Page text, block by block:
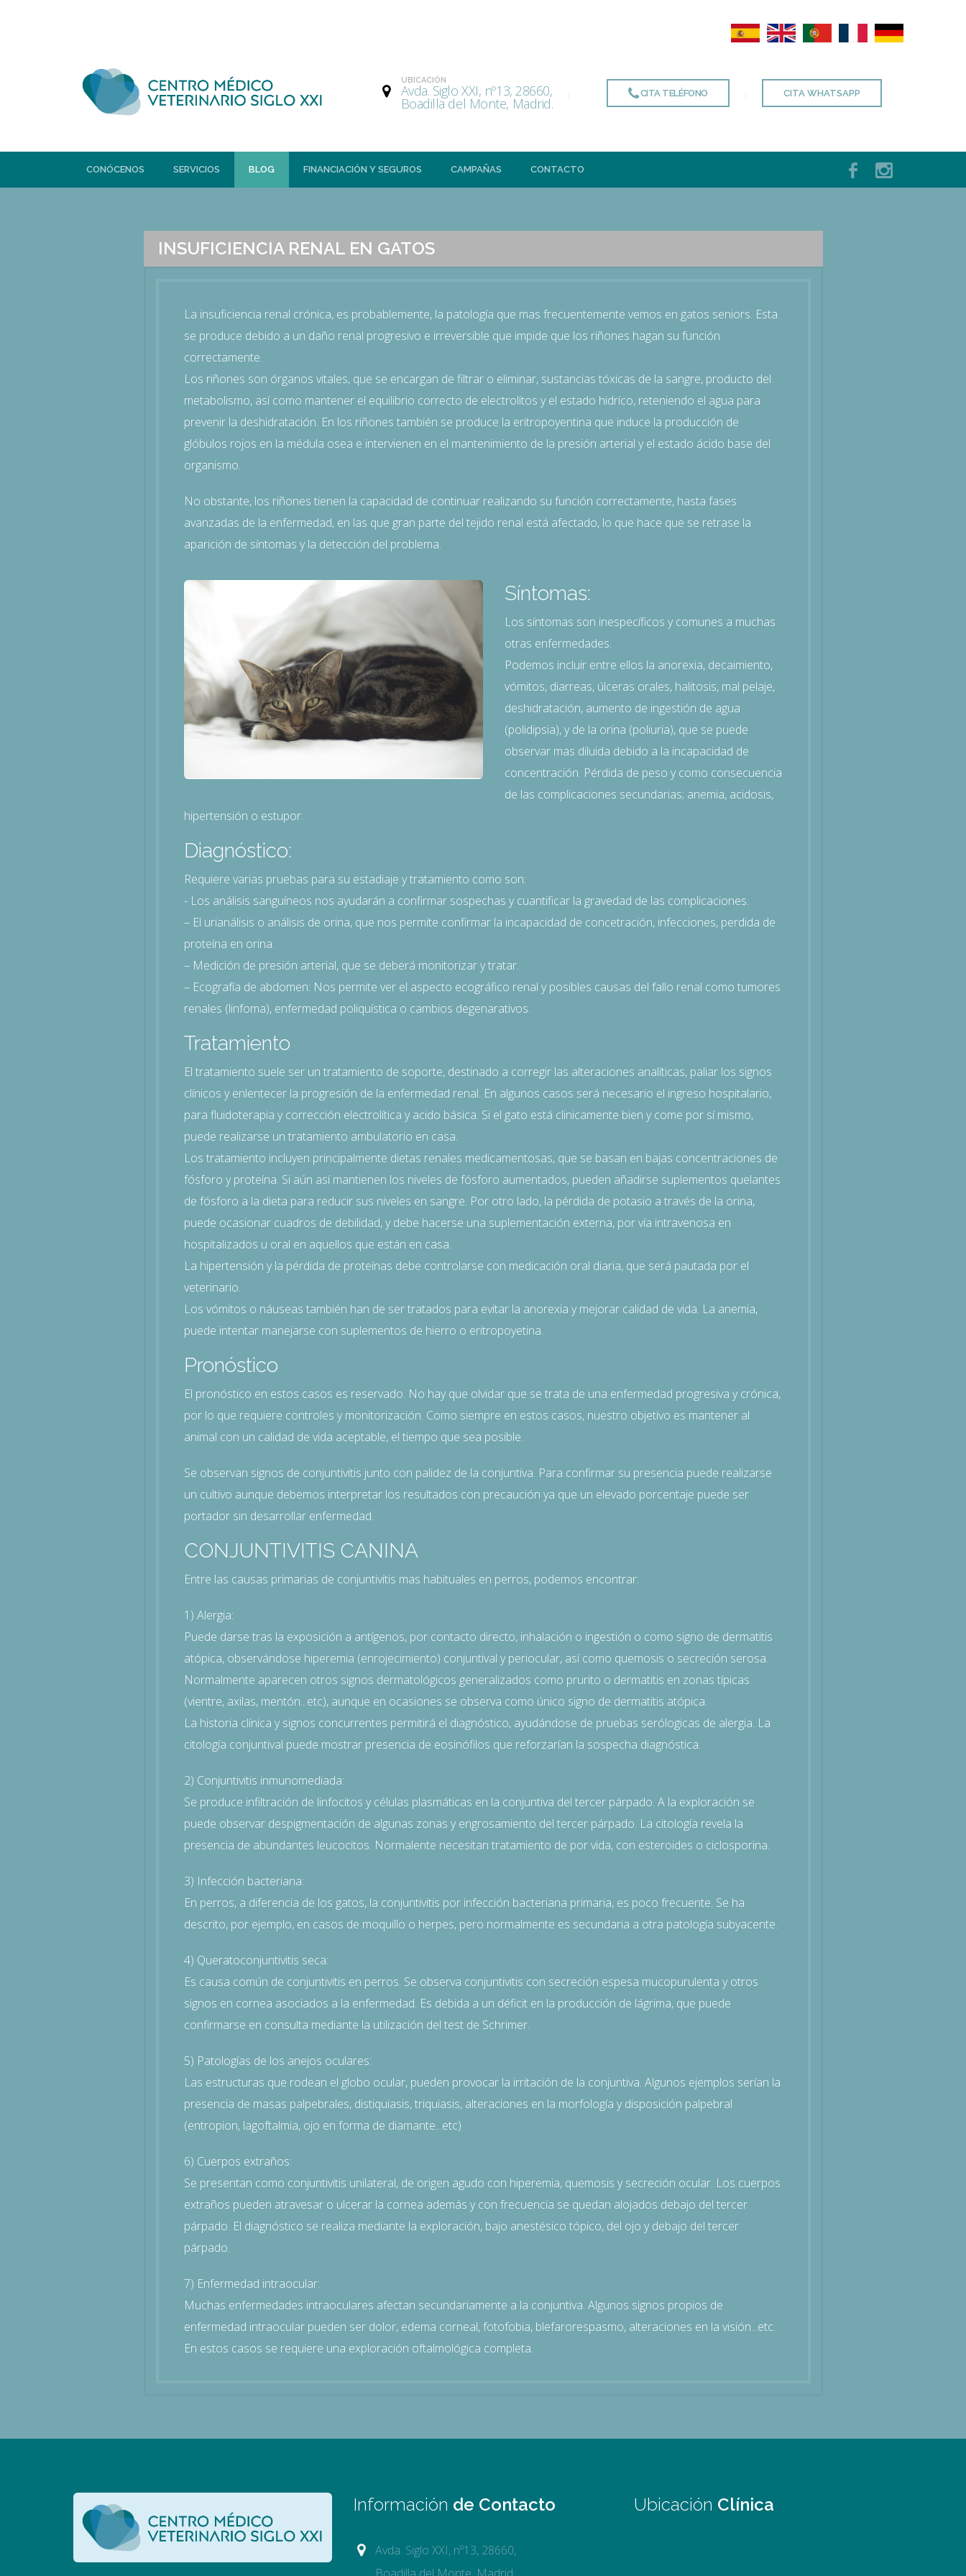
UBICACIÓN
Avda. Siglo XXI, nº13, 28660,
Boadilla del Monte, Madrid.
CITA TELÉFONO CITA WHATSAPP
CONÓCENOS SERVICIOS BLOG FINANCIACIÓN Y SEGUROS CAMPAÑAS CONTACTO
INSUFICIENCIA RENAL EN GATOS
La insuficiencia renal crónica, es probablemente, la patología que mas frecuentemente vemos en gatos seniors. Esta
se produce debido a un daño renal progresivo e irreversible que impide que los riñones hagan su función
correctamente.
Los riñones son órganos vitales, que se encargan de filtrar o eliminar, sustancias tóxicas de la sangre, producto del
metabolismo, así como mantener el equilibrio correcto de electrolitos y el estado hidríco, reteniendo el agua para
prevenir la deshidratación. En los riñones también se produce la eritropoyentina que induce la producción de
glóbulos rojos en la médula osea e intervienen en el mantenimiento de la presión arterial y el estado ácido base del
organismo.
No obstante, los riñones tienen la capacidad de continuar realizando su función correctamente, hasta fases
avanzadas de la enfermedad, en las que gran parte del tejido renal está afectado, lo que hace que se retrase la
aparición de síntomas y la detección del problema.
Síntomas:
Los síntomas son inespecíficos y comunes a muchas
otras enfermedades.
Podemos incluir entre ellos la anorexia, decaimiento,
vómitos, diarreas, úlceras orales, halitosis, mal pelaje,
deshidratación, aumento de ingestión de agua
(polidipsia), y de la orina (poliuria), que se puede
observar mas diluida debido a la incapacidad de
concentración. Pérdida de peso y como consecuencia
de las complicaciones secundarias; anemia, acidosis,
hipertensión o estupor.
Diagnóstico:
Requiere varias pruebas para su estadiaje y tratamiento como son:
- Los análisis sanguíneos nos ayudarán a confirmar sospechas y cuantificar la gravedad de las complicaciones.
– El urianálisis o análisis de orina, que nos permite confirmar la incapacidad de concetración, infecciones, perdida de
proteína en orina.
– Medición de presión arterial, que se deberá monitorizar y tratar.
– Ecografía de abdomen: Nos permite ver el aspecto ecográfico renal y posibles causas del fallo renal como tumores
renales (linfoma), enfermedad poliquística o cambios degenarativos.
Tratamiento
El tratamiento suele ser un tratamiento de soporte, destinado a corregir las alteraciones analíticas, paliar los signos
clínicos y enlentecer la progresión de la enfermedad renal. En algunos casos será necesario el ingreso hospitalario,
para fluidoterapia y corrección electrolítica y acido básica. Si el gato está clinicamente bien y come por sí mismo,
puede realizarse un tratamiento ambulatorio en casa.
Los tratamiento incluyen principalmente dietas renales medicamentosas, que se basan en bajas concentraciones de
fósforo y proteína. Si aún así mantienen los niveles de fósforo aumentados, pueden añadirse suplementos quelantes
de fósforo a la dieta para reducir sus niveles en sangre. Por otro lado, la pérdida de potasio a través de la orina,
puede ocasionar cuadros de debilidad, y debe hacerse una suplementación externa, por vía intravenosa en
hospitalizados u oral en aquellos que están en casa.
La hipertensión y la pérdida de proteínas debe controlarse con medicación oral diaria, que será pautada por el
veterinario.
Los vómitos o náuseas también han de ser tratados para evitar la anorexia y mejorar calidad de vida. La anemia,
puede intentar manejarse con suplementos de hierro o eritropoyetina.
Pronóstico
El pronóstico en estos casos es reservado. No hay que olvidar que se trata de una enfermedad progresiva y crónica,
por lo que requiere controles y monitorización. Como siempre en estos casos, nuestro objetivo es mantener al
animal con un calidad de vida aceptable, el tiempo que sea posible.
Se observan signos de conjuntivitis junto con palidez de la conjuntiva. Para confirmar su presencia puede realizarse
un cultivo aunque debemos interpretar los resultados con precaución ya que un elevado porcentaje puede ser
portador sin desarrollar enfermedad.
CONJUNTIVITIS CANINA
Entre las causas primarias de conjuntivitis mas habituales en perros, podemos encontrar:
1) Alergia:
Puede darse tras la exposición a antígenos, por contacto directo, inhalación o ingestión o como signo de dermatitis
atópica, observándose hiperemia (enrojecimiento) conjuntival y periocular, así como quemosis o secreción serosa.
Normalmente aparecen otros signos dermatológicos generalizados como prurito o dermatitis en zonas típicas
(vientre, axilas, mentón...etc), aunque en ocasiones se observa como único signo de dermatitis atópica.
La historia clínica y signos concurrentes permitirá el diagnóstico, ayudándose de pruebas serólogicas de alergia. La
citología conjuntival puede mostrar presencia de eosinófilos que reforzarían la sospecha diagnóstica.
2) Conjuntivitis inmunomediada:
Se produce infiltración de linfocitos y células plasmáticas en la conjuntiva del tercer párpado. A la exploración se
puede observar despigmentación de algunas zonas y engrosamiento del tercer párpado. La citología revela la
presencia de abundantes leucocitos. Normalente necesitan tratamiento de por vida, con esteroides o ciclosporina.
3) Infección bacteriana:
En perros, a diferencia de los gatos, la conjuntivitis por infección bacteriana primaria, es poco frecuente. Se ha
descrito, por ejemplo, en casos de moquillo o herpes, pero normalmente es secundaria a otra patología subyacente.
4) Queratoconjuntivitis seca:
Es causa común de conjuntivitis en perros. Se observa conjuntivitis con secreción espesa mucopurulenta y otros
signos en cornea asociados a la enfermedad. Es debida a un déficit en la producción de lágrima, que puede
confirmarse en consulta mediante la utilización del test de Schrimer.
5) Patologías de los anejos oculares:
Las estructuras que rodean el globo ocular, pueden provocar la irritación de la conjuntiva. Algunos ejemplos serían la
presencia de masas palpebrales, distiquiasis, triquiasis, alteraciones en la morfología y disposición palpebral
(entropion, lagoftalmia, ojo en forma de diamante...etc)
6) Cuerpos extraños:
Se presentan como conjuntivitis unilateral, de origen agudo con hiperemia, quemosis y secreción ocular. Los cuerpos
extraños pueden atravesar o ulcerar la cornea además y con frecuencia se quedan alojados debajo del tercer
párpado. El diagnóstico se realiza mediante la exploración, bajo anestésico tópico, del ojo y debajo del tercer
párpado.
7) Enfermedad intraocular:
Muchas enfermedades intraoculares afectan secundariamente a la conjuntiva. Algunos signos propios de
enfermedad intraocular pueden ser dolor, edema corneal, fotofobia, blefarorespasmo, alteraciones en la visión...etc.
En estos casos se requiere una exploración oftalmológica completa.
Información de Contacto
Avda. Siglo XXI, nº13, 28660,
Ubicación Clínica